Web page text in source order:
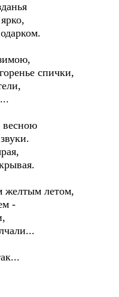
спички,
весною
желтым летом,
-